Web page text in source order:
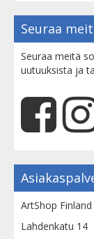
Seuraa
Seuraa meitä
uutuuksista ja
ArtShop
Lahdenkatu 14